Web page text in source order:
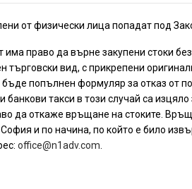
от физически лица попадат под
има право да върне закупени стоки
търговски вид, с прикрепени
попълнен формуляр за отказ от
и банкови такси в този случай са
да откаже връщане на стоките.
и по начина, по който е било
office@n1adv.com.